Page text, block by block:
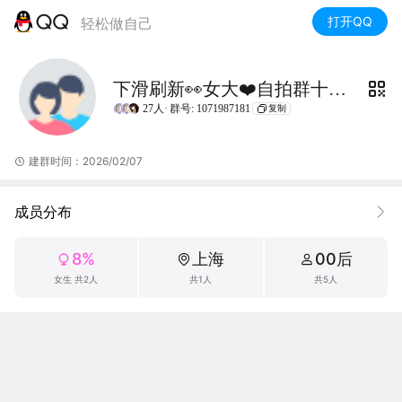
轻松做自己 打开QQ
下滑刷新👀女大❤️自拍群十8⃣️🈲️
27人· 群号: 1071987181 复制
建群时间：2026/02/07
成员分布
8%
女生 共2人
上海
共1人
00后
共5人